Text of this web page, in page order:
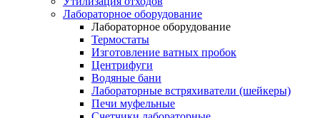
Лабораторное оборудование
Лабораторное оборудование
Термостаты
Изготовление ватных пробок
Центрифуги
Водяные бани
Лабораторные встряхиватели (шейкеры)
Печи муфельные